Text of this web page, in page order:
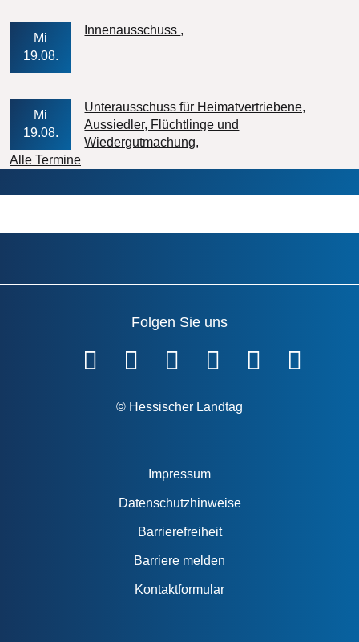
Mi
19.08.
Innenausschuss
Mi
19.08.
Unterausschuss für Heimatvertriebene,
Aussiedler, Flüchtlinge und
Wiedergutmachung
Alle Termine
Folgen Sie uns
© Hessischer Landtag
Impressum
Datenschutzhinweise
Barrierefreiheit
Barriere melden
Kontaktformular